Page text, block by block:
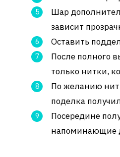
Шар
зависит
Оставить
После полного
только нитки,
По желанию
поделка
Посередине
напоминающие